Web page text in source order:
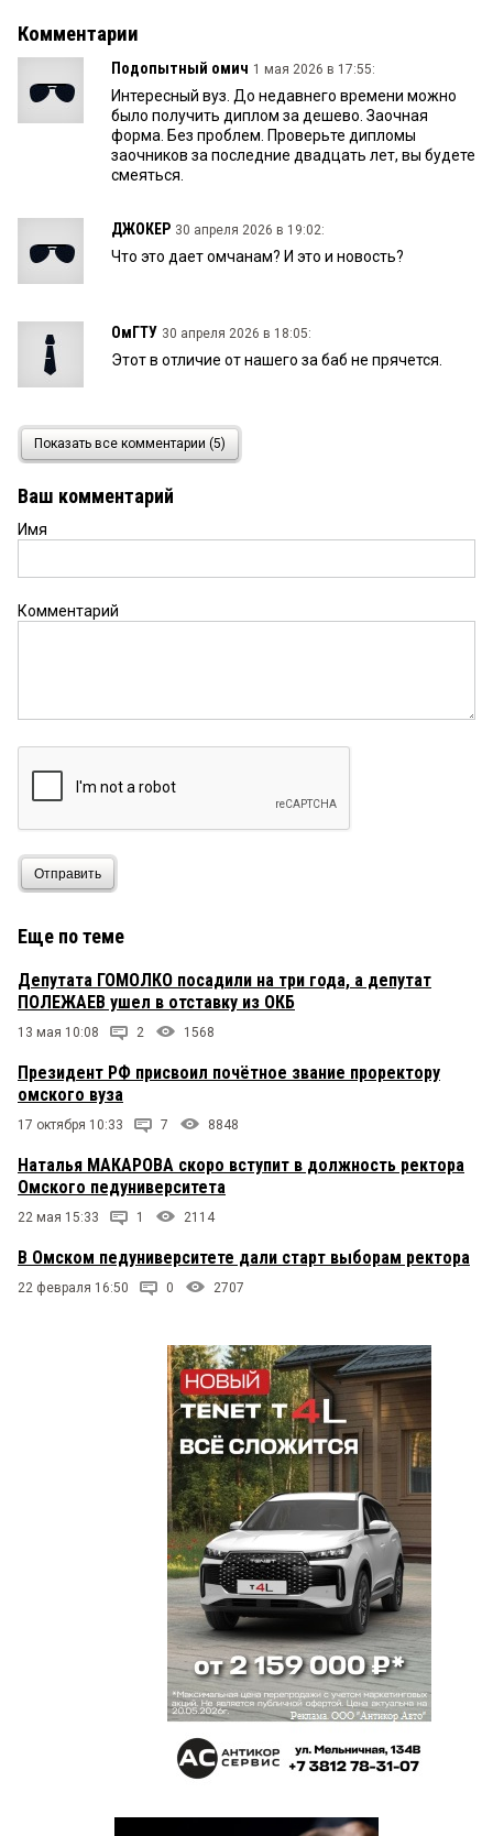
Комментарии
Подопытный омич 1 мая 2026 в 17:55:
Интересный вуз. До недавнего времени можно
было получить диплом за дешево. Заочная
форма. Без проблем. Проверьте дипломы
заочников за последние двадцать лет, вы будете
смеяться.
ДЖОКЕР 30 апреля 2026 в 19:02:
Что это дает омчанам? И это и новость?
ОмГТУ 30 апреля 2026 в 18:05:
Этот в отличие от нашего за баб не прячется.
30 апреля 2026 в 17:06:
Демагог и очковтиратель
киви 30 апреля 2026 в 15:21:
Показать все комментарии (5)
Ваш комментарий
Имя
Комментарий
Отправить
Еще по теме
Депутата ГОМОЛКО посадили на три года, а депутат
ПОЛЕЖАЕВ ушел в отставку из ОКБ
13 мая 10:08 2 1568
Президент РФ присвоил почётное звание проректору
омского вуза
17 октября 10:33 7 8848
Наталья МАКАРОВА скоро вступит в должность ректора
Омского педуниверситета
22 мая 15:33 1 2114
В Омском педуниверситете дали старт выборам ректора
22 февраля 16:50 0 2707